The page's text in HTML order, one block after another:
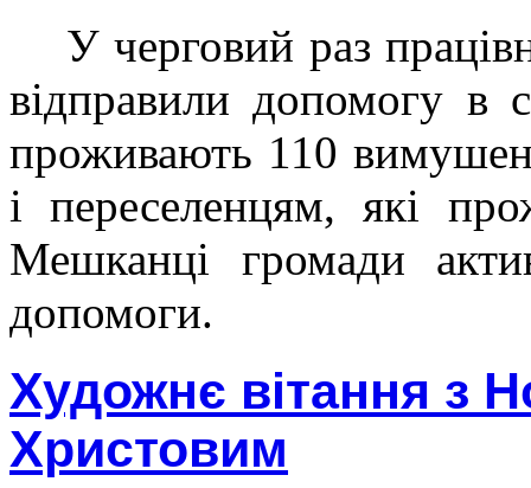
У черговий раз
відправили допомогу в
проживають 110
і переселенцям, які
Мешканці громади
допомоги.
Художнє вітання з
Христовим